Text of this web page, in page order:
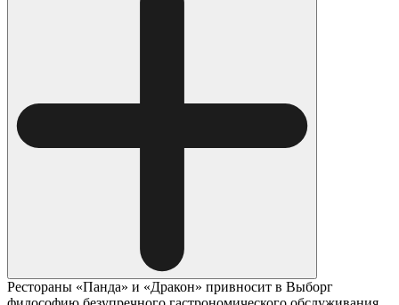
Рестораны «Панда» и «Дракон» привносит в Выборг